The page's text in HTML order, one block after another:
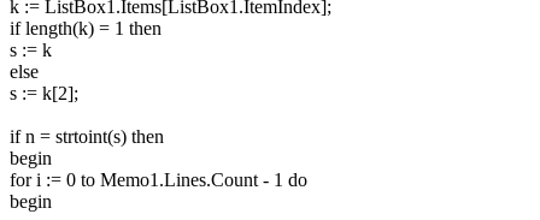
k := ListBox1.Items[ListBox1.ItemIndex];
if length(k) = 1 then
s := k
else
s := k[2];
if n = strtoint(s) then
begin
for i := 0 to Memo1.Lines.Count - 1 do
begin